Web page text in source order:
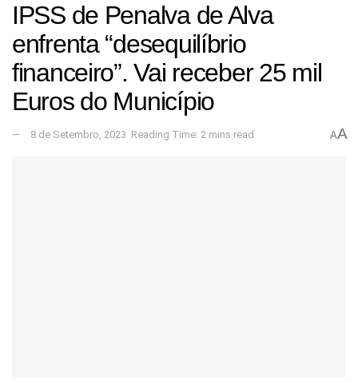
IPSS de Penalva de Alva
enfrenta “desequilíbrio
financeiro”. Vai receber 25 mil
Euros do Município
8 de Setembro, 2023 Reading Time: 2 mins read AA